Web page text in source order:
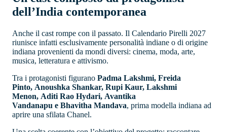
dell’India contemporanea
Anche il cast rompe con il passato. Il Calendario Pirelli 2027
riunisce infatti esclusivamente personalità indiane o di origine
indiana provenienti da mondi diversi: cinema, moda, arte,
musica, letteratura e attivismo.
Tra i protagonisti figurano Padma Lakshmi, Freida
Pinto, Anoushka Shankar, Rupi Kaur, Lakshmi
Menon, Aditi Rao Hydari, Avantika
Vandanapu e Bhavitha Mandava, prima modella indiana ad
aprire una sfilata Chanel.